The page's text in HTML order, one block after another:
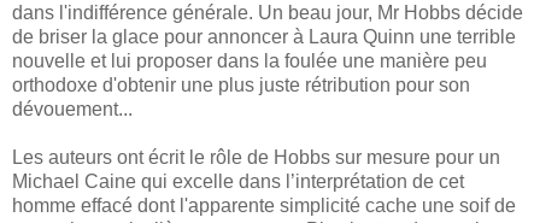
dans l'indifférence générale. Un beau jour, Mr Hobbs décide
de briser la glace pour annoncer à Laura Quinn une terrible
nouvelle et lui proposer dans la foulée une manière peu
orthodoxe d'obtenir une plus juste rétribution pour son
dévouement...
Les auteurs ont écrit le rôle de Hobbs sur mesure pour un
Michael Caine qui excelle dans l’interprétation de cet
homme effacé dont l'apparente simplicité cache une soif de